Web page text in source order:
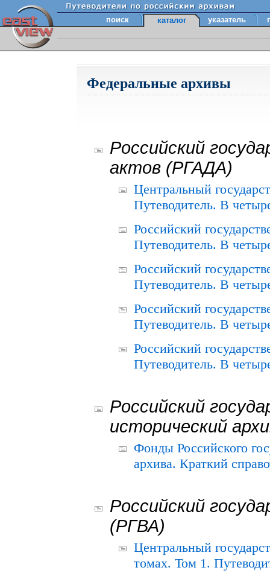
поиск каталог указатель
Федеральные архивы
Российский
актов (РГАДА)
Центральный
Путеводитель. В
Российский
Путеводитель. В
Российский
Путеводитель. В
Российский
Путеводитель. В
Российский
Путеводитель. В
Российский
исторический
Фонды Российского
архива. Краткий
Российский
(РГВА)
Центральный
томах. Том 1.